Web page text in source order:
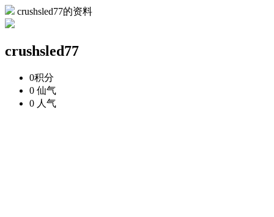
crushsled77的资料
crushsled77
0积分
0 仙气
0 人气